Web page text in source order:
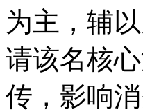
为主，辅
请该名核
传，影响